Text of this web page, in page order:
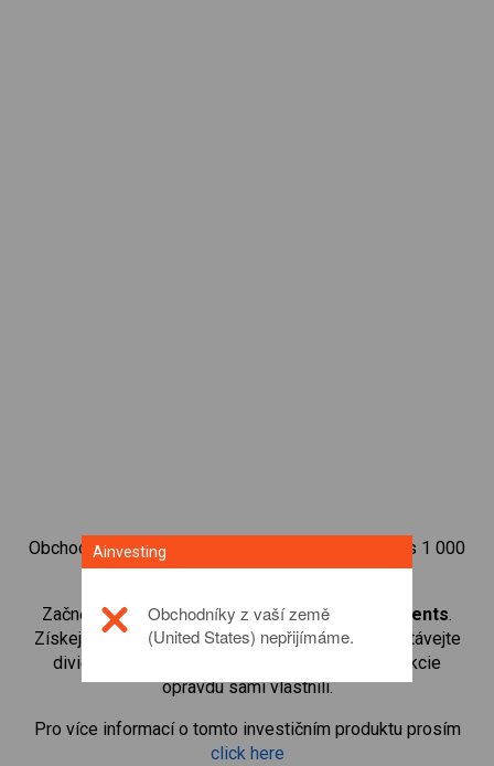
Obchodujte na obchodní platformě Ainvesting přes 1 000
mezinárodních akcií.
Začněte obchodovat CFD naBarratt Developments.
Získejte přístup ke kurzům v reálném čase a dostávejte
dividendy stejným způsobem, jako kdybyste akcie
opravdu sami vlastnili.
Pro více informací o tomto investičním produktu prosím
click here
Ainvesting
Obchodníky z vaší země
(United States) nepřijímáme.